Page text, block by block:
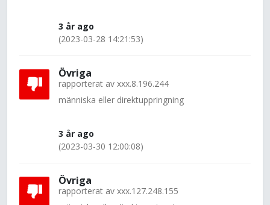
3 år ago
(2023-03-28 14:21:53)
Övriga
rapporterat av xxx.8.196.244
människa eller direktuppringning
3 år ago
(2023-03-30 12:00:08)
Övriga
rapporterat av xxx.127.248.155